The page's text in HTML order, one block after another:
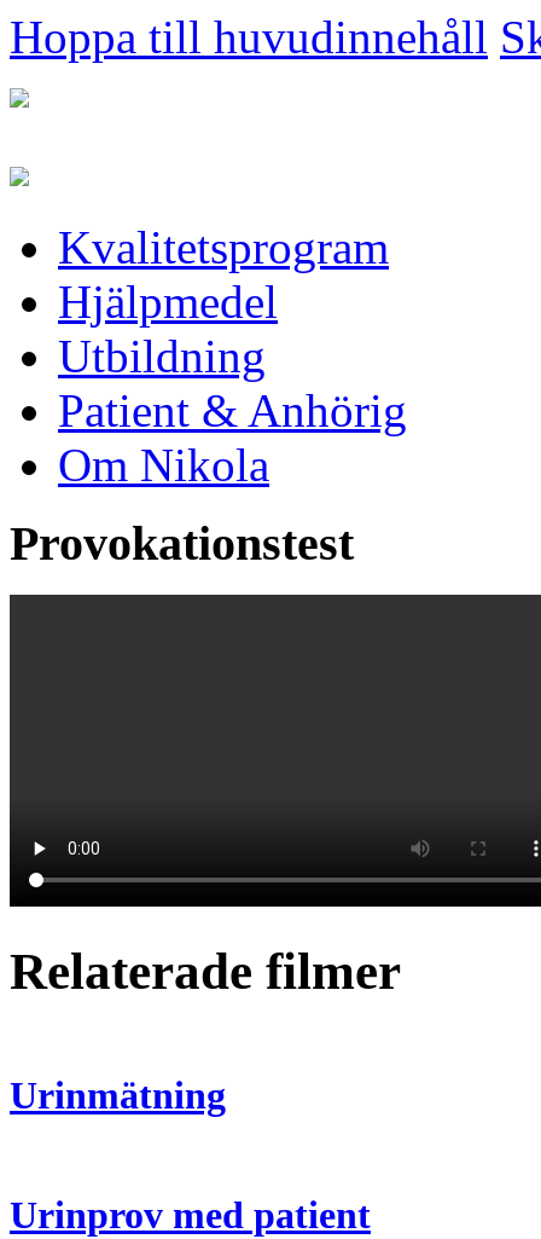
Hoppa till huvudinnehåll
Kvalitetsprogram
Hjälpmedel
Utbildning
Patient & Anhörig
Om Nikola
Provokationstest
Relaterade filmer
Urinmätning
Urinprov med patient